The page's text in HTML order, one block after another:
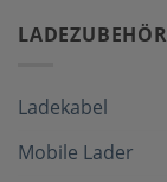
LADEZUBEHÖR
Ladekabel
Mobile Lader